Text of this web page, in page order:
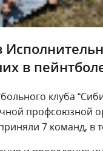
в
клуба
профсоюзной
7 команд, в